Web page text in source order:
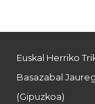
Euskal Herriko
Basazabal
(Gipuzkoa)